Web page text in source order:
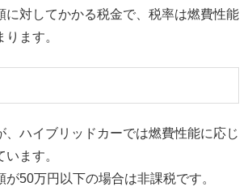
に対してかかる税金で、税率は燃費性能
ます。
、ハイブリッドカーでは燃費性能に応じ
ます。
が50万円以下の場合は非課税です。